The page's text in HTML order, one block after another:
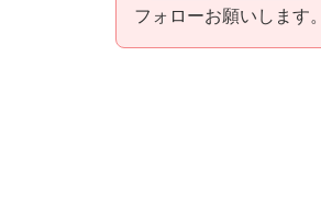
フォローお願いします。